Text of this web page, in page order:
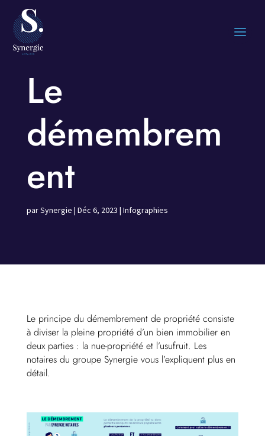
Le
démembrem
ent
parSynergie | Déc 6, 2023 | Infographies
Le principe du démembrement de propriété consiste
à diviser la pleine propriété d’un bien immobilier en
deux parties : la nue-propriété et l’usufruit. Les
notaires du groupe Synergie vous l’expliquent plus en
détail.